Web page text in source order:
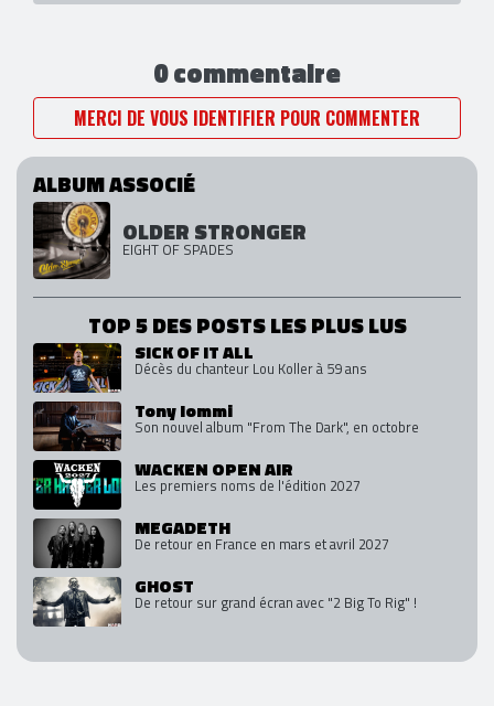
0 commentaire
MERCI DE VOUS IDENTIFIER POUR COMMENTER
ALBUM ASSOCIÉ
OLDER STRONGER
EIGHT OF SPADES
TOP 5 DES POSTS LES PLUS LUS
SICK OF IT ALL
Décès du chanteur Lou Koller à 59 ans
Tony Iommi
Son nouvel album "From The Dark", en octobre
WACKEN OPEN AIR
Les premiers noms de l'édition 2027
MEGADETH
De retour en France en mars et avril 2027
GHOST
De retour sur grand écran avec "2 Big To Rig" !